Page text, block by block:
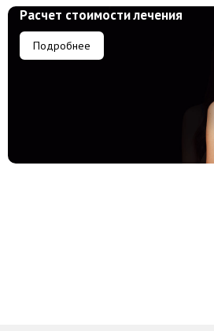
Расчет стоимости лечения
Подробнее